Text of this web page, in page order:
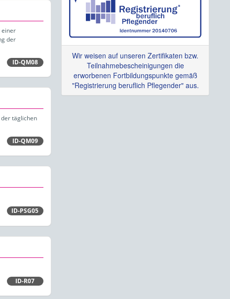
einer
der
ID-QM08
täglichen
ID-QM09
ID-PSG05
ID-R07
Wir weisen auf unseren Zertifikaten bzw.
Teilnahmebescheinigungen die
erworbenen Fortbildungspunkte gemäß
"Registrierung beruflich Pflegender" aus.